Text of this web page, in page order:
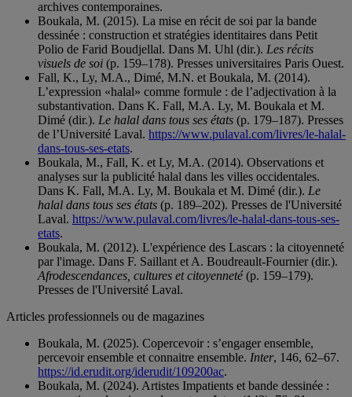
archives contemporaines.
Boukala, M. (2015). La mise en récit de soi par la bande
dessinée : construction et stratégies identitaires dans Petit
Polio de Farid Boudjellal. Dans M. Uhl (dir.). Les récits
visuels de soi (p. 159–178). Presses universitaires Paris Ouest.
Fall, K., Ly, M.A., Dimé, M.N. et Boukala, M. (2014).
L’expression «halal» comme formule : de l’adjectivation à la
substantivation. Dans K. Fall, M.A. Ly, M. Boukala et M.
Dimé (dir.). Le halal dans tous ses états (p. 179–187). Presses
de l’Université Laval. https://www.pulaval.com/livres/le-halal-
dans-tous-ses-etats.
Boukala, M., Fall, K. et Ly, M.A. (2014). Observations et
analyses sur la publicité halal dans les villes occidentales.
Dans K. Fall, M.A. Ly, M. Boukala et M. Dimé (dir.). Le
halal dans tous ses états (p. 189–202). Presses de l'Université
Laval. https://www.pulaval.com/livres/le-halal-dans-tous-ses-
etats.
Boukala, M. (2012). L'expérience des Lascars : la citoyenneté
par l'image. Dans F. Saillant et A. Boudreault-Fournier (dir.).
Afrodescendances, cultures et citoyenneté(p. 159–179).
Presses de l'Université Laval.
Articles professionnels ou de magazines
Boukala, M. (2025). Copercevoir : s’engager ensemble,
percevoir ensemble et connaitre ensemble. Inter, 146, 62–67.
https://id.erudit.org/iderudit/109200ac.
Boukala, M. (2024). Artistes Impatients et bande dessinée :